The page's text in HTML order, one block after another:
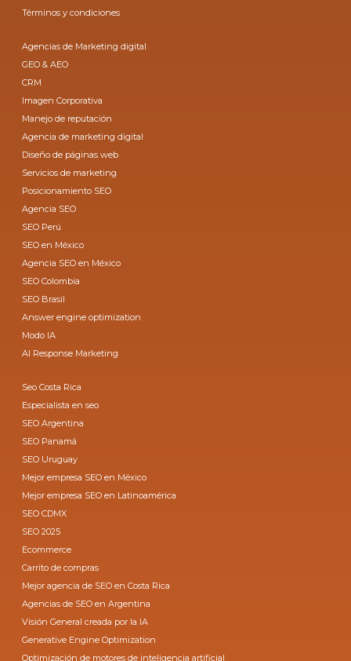
Términos y condiciones
Agencias de Marketing digital
GEO & AEO
CRM
Imagen Corporativa
Manejo de reputación
Agencia de marketing digital
Diseño de páginas web
Servicios de marketing
Posicionamiento SEO
Agencia SEO
SEO Perú
SEO en México
Agencia SEO en México
SEO Colombia
SEO Brasil
Answer engine optimization
Modo IA
AI Response Marketing
Seo Costa Rica
Especialista en seo
SEO Argentina
SEO Panamá
SEO Uruguay
Mejor empresa SEO en México
Mejor empresa SEO en Latinoamérica
SEO CDMX
SEO 2025
Ecommerce
Carrito de compras
Mejor agencia de SEO en Costa Rica
Agencias de SEO en Argentina
Visión General creada por la IA
Generative Engine Optimization
Optimización de motores de inteligencia artificial